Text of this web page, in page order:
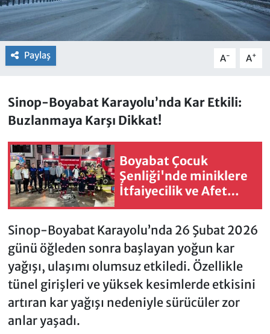
Paylaş A- A+
Sinop-Boyabat Karayolu’nda Kar Etkili:
Buzlanmaya Karşı Dikkat!
Boyabat Çocuk
Şenliği'nde miniklere
İtfaiyecilik ve Afet
Eğitim
Sinop-Boyabat Karayolu’nda 26 Şubat 2026
günü öğleden sonra başlayan yoğun kar
yağışı, ulaşımı olumsuz etkiledi. Özellikle
tünel girişleri ve yüksek kesimlerde etkisini
artıran kar yağışı nedeniyle sürücüler zor
anlar yaşadı.